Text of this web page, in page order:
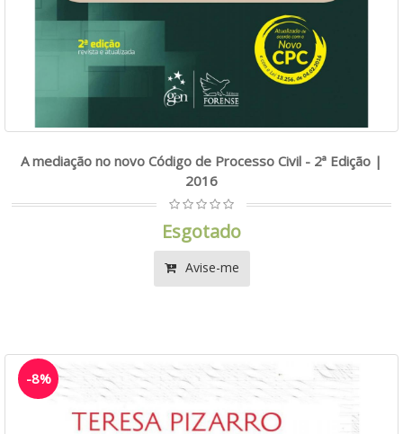
A mediação no novo Código de Processo Civil - 2ª Edição |
2016
Esgotado
Avise-me
-8%